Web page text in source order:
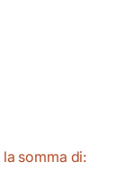
somma di: